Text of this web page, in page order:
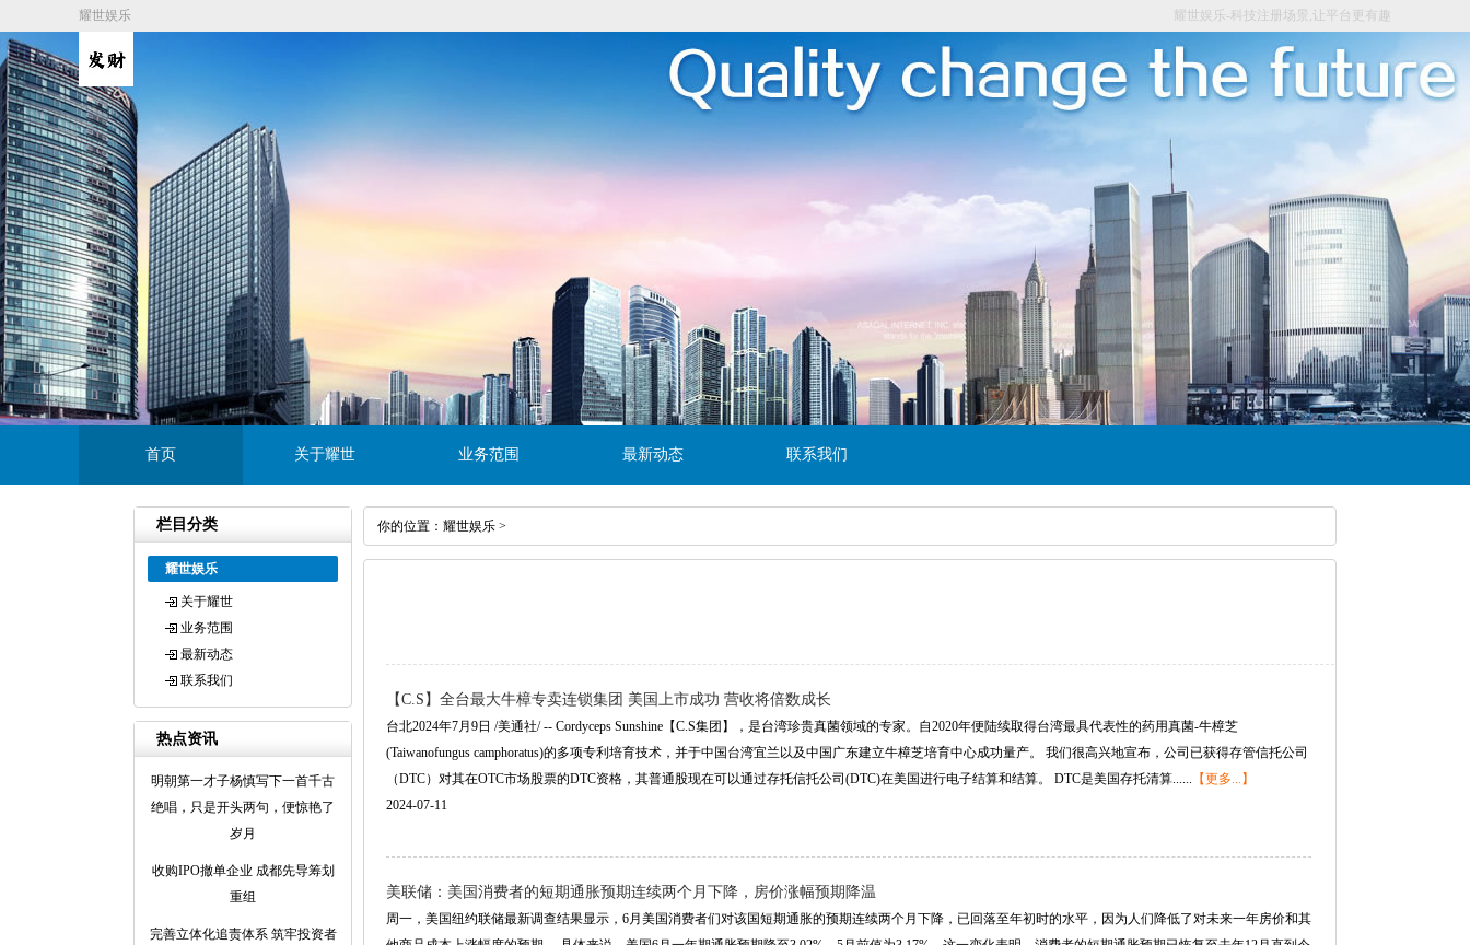
耀世娱乐 耀世娱乐-科技注册场景,让平台更有趣
首页 关于耀世 业务范围 最新动态 联系我们
栏目分类
耀世娱乐
关于耀世
业务范围
最新动态
联系我们
热点资讯
明朝第一才子杨慎写下一首千古
绝唱，只是开头两句，便惊艳了
岁月
收购IPO撤单企业 成都先导筹划
重组
完善立体化追责体系 筑牢投资者
你的位置： 耀世娱乐 >
【C.S】全台最大牛樟专卖连锁集团 美国上市成功 营收将倍数成长
台北2024年7月9日 /美通社/ -- Cordyceps Sunshine【C.S集团】，是台湾珍贵真菌领域的专家。自2020年便陆续取得台湾最具代表性的药用真菌-牛樟芝
(Taiwanofungus camphoratus)的多项专利培育技术，并于中国台湾宜兰以及中国广东建立牛樟芝培育中心成功量产。 我们很高兴地宣布，公司已获得存管信托公司
（DTC）对其在OTC市场股票的DTC资格，其普通股现在可以通过存托信托公司(DTC)在美国进行电子结算和结算。 DTC是美国存托清算...... 【更多...】
2024-07-11
美联储：美国消费者的短期通胀预期连续两个月下降，房价涨幅预期降温
周一，美国纽约联储最新调查结果显示，6月美国消费者们对该国短期通胀的预期连续两个月下降，已回落至年初时的水平，因为人们降低了对未来一年房价和其